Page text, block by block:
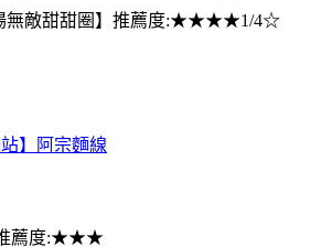
場無敵甜甜圈】推薦度:★★★★1/4☆
】阿宗麵線
推薦度:★★★